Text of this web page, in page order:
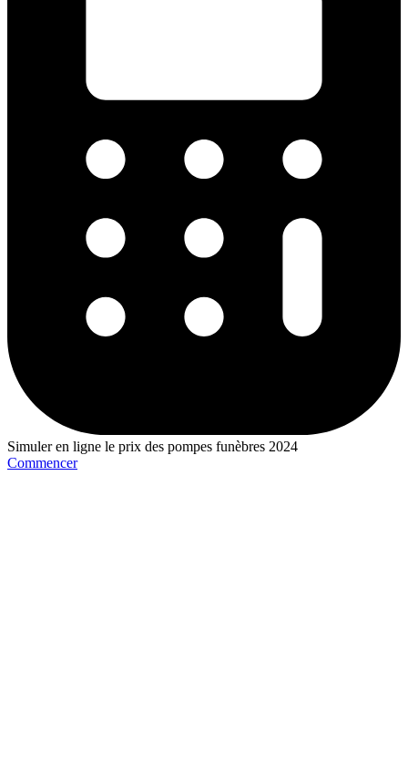
Simuler en ligne le prix des pompes funèbres 2024
Commencer